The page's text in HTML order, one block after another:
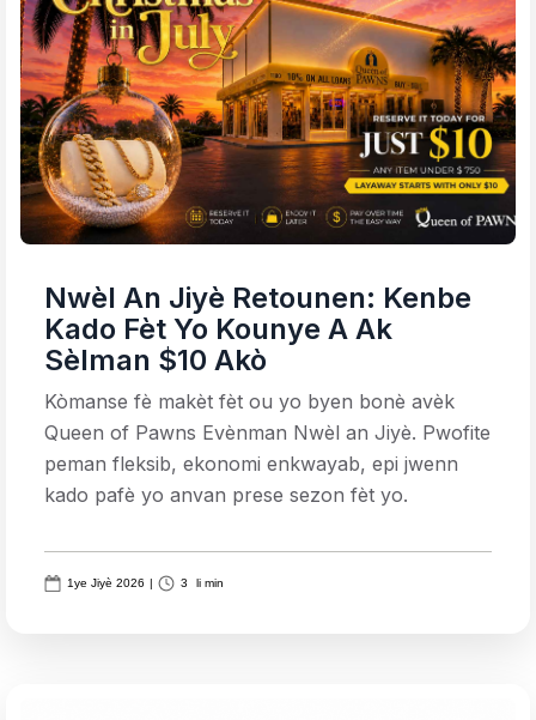
Nwèl An Jiyè Retounen: Kenbe
Kado Fèt Yo Kounye A Ak
Sèlman $10 Akò
Kòmanse fè makèt fèt ou yo byen bonè avèk
Queen of Pawns Evènman Nwèl an Jiyè. Pwofite
peman fleksib, ekonomi enkwayab, epi jwenn
kado pafè yo anvan prese sezon fèt yo.
1ye Jiyè 2026 | 3 li min